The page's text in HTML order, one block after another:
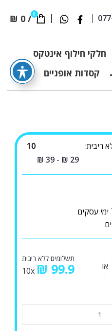
0
/
₪ 0
חלקי חילוף אינטקס
קסדות אופניים
ריבית:
10
₪ 29
-
₪ 39
או
תשלומים ללא ריבית
₪ 99.9